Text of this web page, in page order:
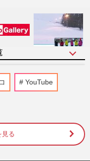
『ベストアーティス
ルメドレーで嵐
留、半年の“休養期
舞台「運のおかげで
YouTube
見る